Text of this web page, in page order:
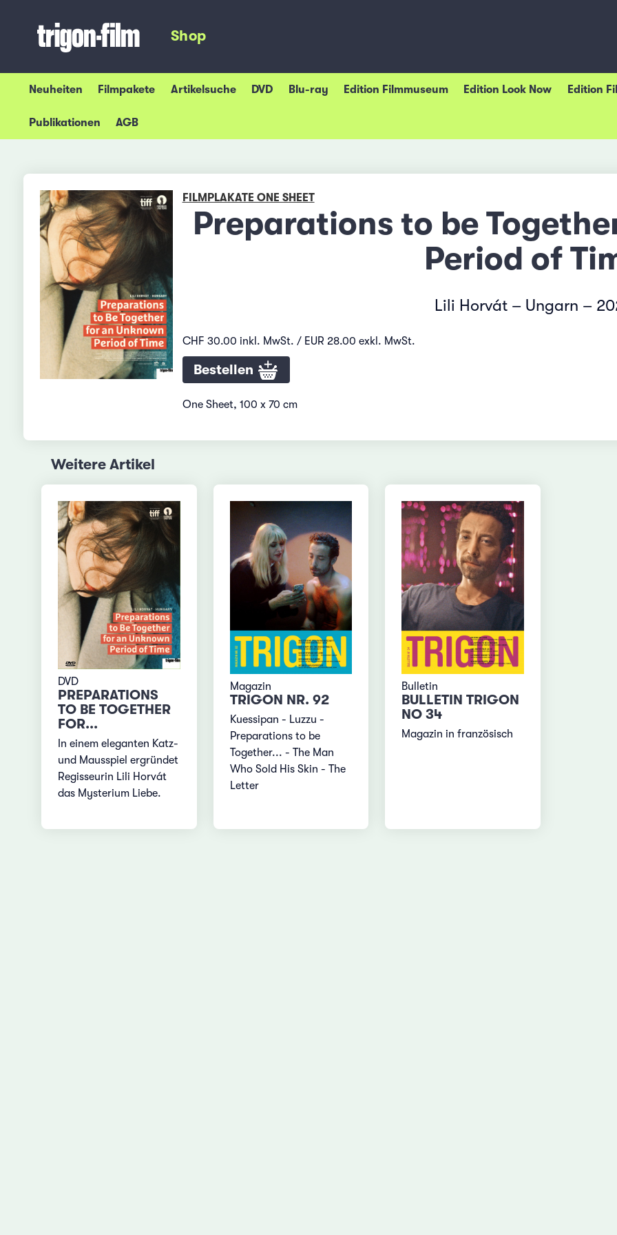
Shop
Neuheiten Filmpakete Artikelsuche DVD Blu-ray Edition Filmmuseum Edition Look Now Edition
Publikationen AGB
FILMPLAKATE ONE SHEET
Preparations to be
Period of
Lili Horvát – Ungarn –
CHF 30.00 inkl. MwSt. / EUR 28.00 exkl. MwSt.
Bestellen
One Sheet, 100 x 70 cm
Weitere Artikel
DVD
PREPARATIONS
TO BE TOGETHER
FOR...
In einem eleganten Katz-
und Mausspiel ergründet
Regisseurin Lili Horvát
das Mysterium Liebe.
Magazin
TRIGON NR. 92
Kuessipan - Luzzu -
Preparations to be
Together... - The Man
Who Sold His Skin - The
Letter
Bulletin
BULLETIN TRIGON
NO 34
Magazin in französisch